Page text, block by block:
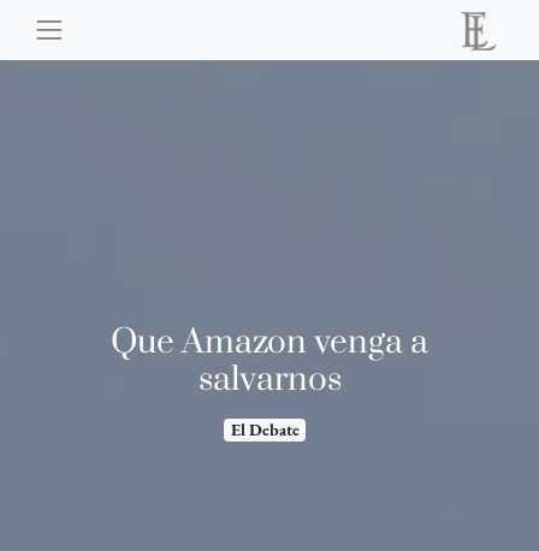
Que Amazon venga a
salvarnos
El Debate